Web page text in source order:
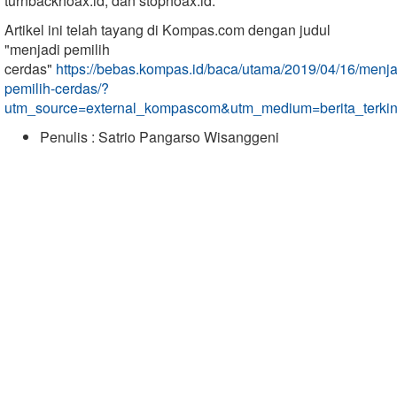
Artikel ini telah tayang di Kompas.com dengan judul
"menjadi pemilih
cerdas" https://bebas.kompas.id/baca/utama/2019/04/16/
pemilih-cerdas/?
Penulis : Satrio Pangarso Wisanggeni